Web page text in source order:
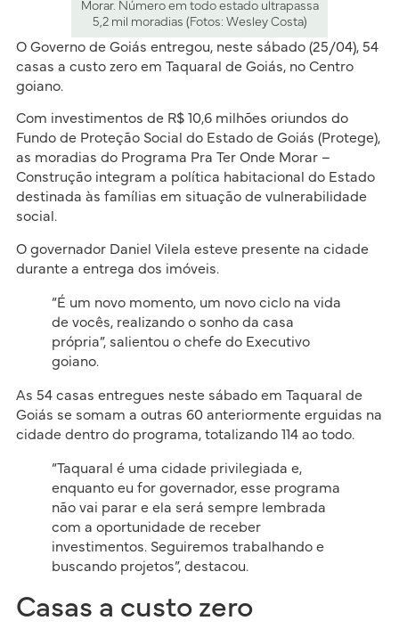
Morar. Número em todo estado ultrapassa
5,2 mil moradias (Fotos: Wesley Costa)
O Governo de Goiás entregou, neste sábado (25/04), 54
casas a custo zero em Taquaral de Goiás, no Centro
goiano.
Com investimentos de R$ 10,6 milhões oriundos do
Fundo de Proteção Social do Estado de Goiás (Protege),
as moradias do Programa Pra Ter Onde Morar –
Construção integram a política habitacional do Estado
destinada às famílias em situação de vulnerabilidade
social.
O governador Daniel Vilela esteve presente na cidade
durante a entrega dos imóveis.
“É um novo momento, um novo ciclo na vida
de vocês, realizando o sonho da casa
própria”, salientou o chefe do Executivo
goiano.
As 54 casas entregues neste sábado em Taquaral de
Goiás se somam a outras 60 anteriormente erguidas na
cidade dentro do programa, totalizando 114 ao todo.
“Taquaral é uma cidade privilegiada e,
enquanto eu for governador, esse programa
não vai parar e ela será sempre lembrada
com a oportunidade de receber
investimentos. Seguiremos trabalhando e
buscando projetos”, destacou.
Casas a custo zero